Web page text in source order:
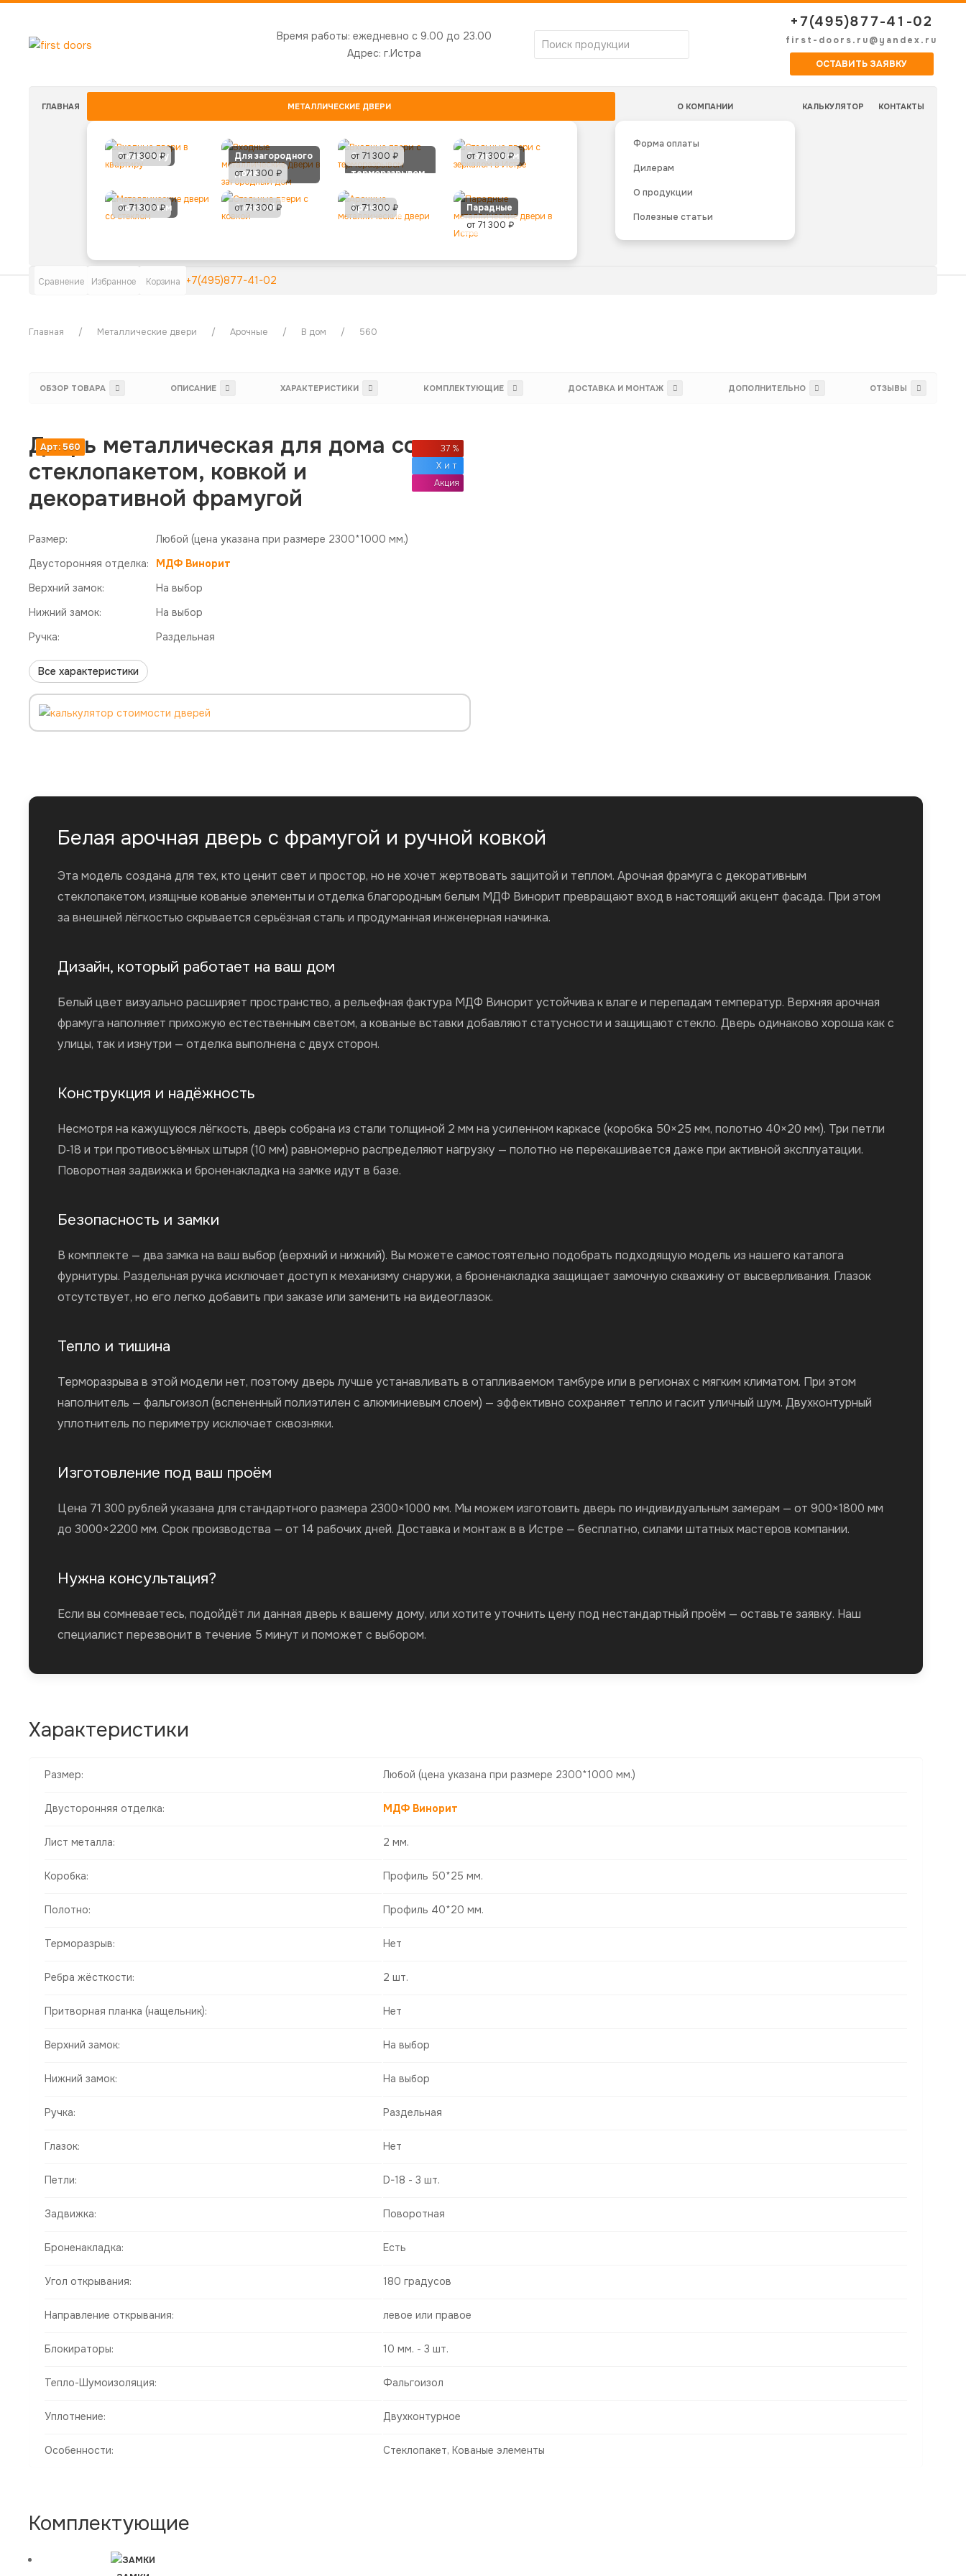
Время работы:ежедневно с 9.00 до 23.00
Адрес:г.Истра
+7(495)877-41-02
first-doors.ru@yandex.ru
ОСТАВИТЬ ЗАЯВКУ
ГЛАВНАЯ МЕТАЛЛИЧЕСКИЕ ДВЕРИ
В квартиру
от 71 300 ₽
Для загородного
дома
от 71 300 ₽
С
терморазрывом
от 71 300 ₽ С зеркалом
от 71 300 ₽
Со стеклом
от 71 300 ₽ С ковкой
от 71 300 ₽ Арочные
от 71 300 ₽
Парадные
от 71 300 ₽
О КОМПАНИИ
Форма оплаты
Дилерам
О продукции
Полезные статьи
КАЛЬКУЛЯТОР КОНТАКТЫ
Сравнение Избранное Корзина +7(495)877-41-02
Главная Металлические двери Арочные В дом 560
ОБЗОР ТОВАРА ОПИСАНИЕ ХАРАКТЕРИСТИКИ КОМПЛЕКТУЮЩИЕ ДОСТАВКА И МОНТАЖ ДОПОЛНИТЕЛЬНО ОТЗЫВЫ
Арт: 560
37 %
Хит
Акция
Дверь металлическая для дома со
стеклопакетом, ковкой и
декоративной фрамугой
Размер: Любой (цена указана при размере 2300*1000 мм.)
Двусторонняя отделка:
МДФ Винорит
Верхний замок:
На выбор
Нижний замок:
На выбор
Ручка:
Раздельная
Все характеристики
Белая арочная дверь с фрамугой и ручной ковкой
Эта модель создана для тех, кто ценит свет и простор, но не хочет жертвовать защитой и теплом. Арочная фрамуга с декоративным
стеклопакетом, изящные кованые элементы и отделка благородным белым МДФ Винорит превращают вход в настоящий акцент фасада. При этом
за внешней лёгкостью скрывается серьёзная сталь и продуманная инженерная начинка.
Дизайн, который работает на ваш дом
Белый цвет визуально расширяет пространство, а рельефная фактура МДФ Винорит устойчива к влаге и перепадам температур. Верхняя арочная
фрамуга наполняет прихожую естественным светом, а кованые вставки добавляют статусности и защищают стекло. Дверь одинаково хороша как с
улицы, так и изнутри — отделка выполнена с двух сторон.
Конструкция и надёжность
Несмотря на кажущуюся лёгкость, дверь собрана из стали толщиной 2 мм на усиленном каркасе (коробка 50×25 мм, полотно 40×20 мм). Три петли
D‑18 и три противосъёмных штыря (10 мм) равномерно распределяют нагрузку — полотно не перекашивается даже при активной эксплуатации.
Поворотная задвижка и броненакладка на замке идут в базе.
Безопасность и замки
В комплекте — два замка на ваш выбор (верхний и нижний). Вы можете самостоятельно подобрать подходящую модель из нашего каталога
фурнитуры. Раздельная ручка исключает доступ к механизму снаружи, а броненакладка защищает замочную скважину от высверливания. Глазок
отсутствует, но его легко добавить при заказе или заменить на видеоглазок.
Тепло и тишина
Терморазрыва в этой модели нет, поэтому дверь лучше устанавливать в отапливаемом тамбуре или в регионах с мягким климатом. При этом
наполнитель — фальгоизол (вспененный полиэтилен с алюминиевым слоем) — эффективно сохраняет тепло и гасит уличный шум. Двухконтурный
уплотнитель по периметру исключает сквозняки.
Изготовление под ваш проём
Цена 71 300 рублей указана для стандартного размера 2300×1000 мм. Мы можем изготовить дверь по индивидуальным замерам — от 900×1800 мм
до 3000×2200 мм. Срок производства — от 14 рабочих дней. Доставка и монтаж в в Истре — бесплатно, силами штатных мастеров компании.
Нужна консультация?
Если вы сомневаетесь, подойдёт ли данная дверь к вашему дому, или хотите уточнить цену под нестандартный проём — оставьте заявку. Наш
специалист перезвонит в течение 5 минут и поможет с выбором.
Характеристики
Размер: Любой (цена указана при размере 2300*1000 мм.)
Двусторонняя отделка: МДФ Винорит
Лист металла: 2 мм.
Коробка: Профиль 50*25 мм.
Полотно: Профиль 40*20 мм.
Терморазрыв: Нет
Ребра жёсткости: 2 шт.
Притворная планка (нащельник): Нет
Верхний замок: На выбор
Нижний замок: На выбор
Ручка: Раздельная
Глазок: Нет
Петли: D-18 - 3 шт.
Задвижка: Поворотная
Броненакладка: Есть
Угол открывания: 180 градусов
Направление открывания: левое или правое
Блокираторы: 10 мм. - 3 шт.
Тепло-Шумоизоляция: Фальгоизол
Уплотнение: Двухконтурное
Особенности: Стеклопакет, Кованые элементы
Комплектующие